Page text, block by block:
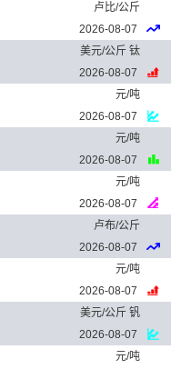
卢比/公斤
2026-08-07
美元/公斤 钛
2026-08-07
元/吨
2026-08-07
元/吨
2026-08-07
元/吨
2026-08-07
卢布/公斤
2026-08-07
元/吨
2026-08-07
美元/公斤 钒
2026-08-07
元/吨